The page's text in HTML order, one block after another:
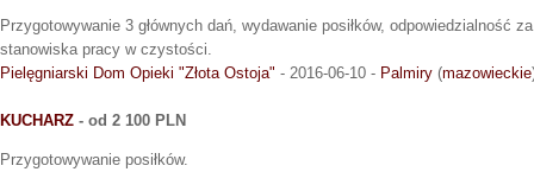
Przygotowywanie 3 głównych dań, wydawanie posiłków, odpowiedzialność
stanowiska pracy w czystości.
Pielęgniarski Dom Opieki "Złota Ostoja" - 2016-06-10 - Palmiry (mazowieckie
KUCHARZ - od 2 100 PLN
Przygotowywanie posiłków.